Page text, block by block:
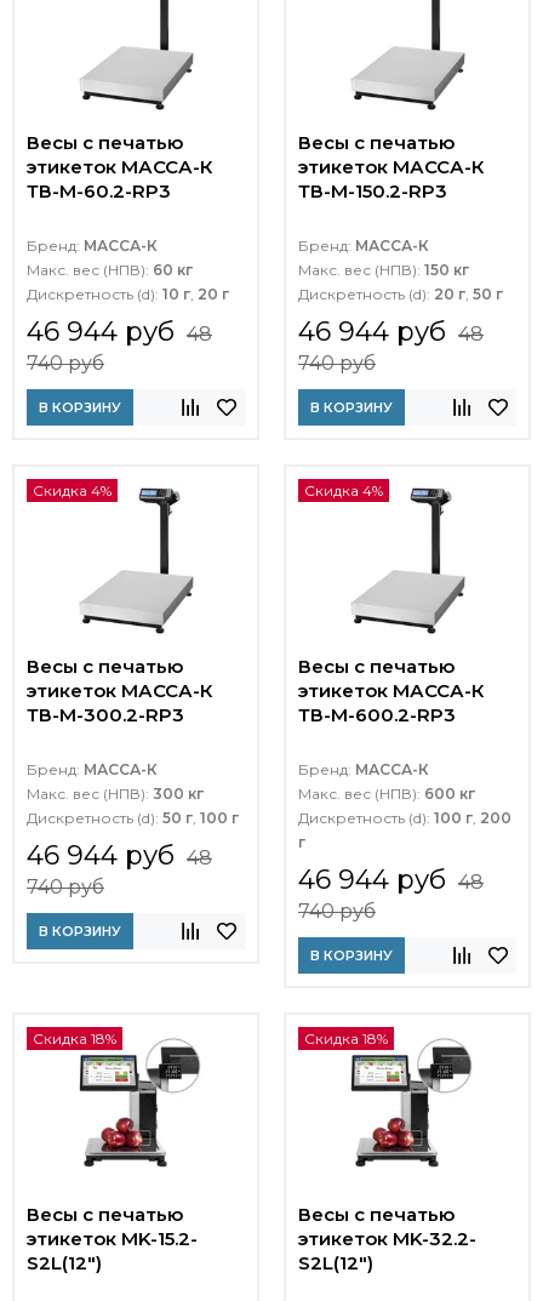
Весы с печатью
этикеток МАССА-К
ТВ-M-60.2-RP3
Бренд: МАССА-К
Макс. вес (НПВ): 60 кг
Дискретность (d): 10 г, 20 г
46 944 руб 48
740 руб
В КОРЗИНУ
Весы с печатью
этикеток МАССА-К
ТВ-M-150.2-RP3
Бренд: МАССА-К
Макс. вес (НПВ): 150 кг
Дискретность (d): 20 г, 50 г
46 944 руб 48
740 руб
В КОРЗИНУ
Скидка 4%
Весы с печатью
этикеток МАССА-К
ТВ-M-300.2-RP3
Бренд: МАССА-К
Макс. вес (НПВ): 300 кг
Дискретность (d): 50 г, 100 г
46 944 руб 48
740 руб
В КОРЗИНУ
Скидка 4%
Весы с печатью
этикеток МАССА-К
ТВ-M-600.2-RP3
Бренд: МАССА-К
Макс. вес (НПВ): 600 кг
Дискретность (d): 100 г, 200
г
46 944 руб 48
740 руб
В КОРЗИНУ
Скидка 18%
Весы с печатью
этикеток MK-15.2-
S2L(12")
Скидка 18%
Весы с печатью
этикеток MK-32.2-
S2L(12")